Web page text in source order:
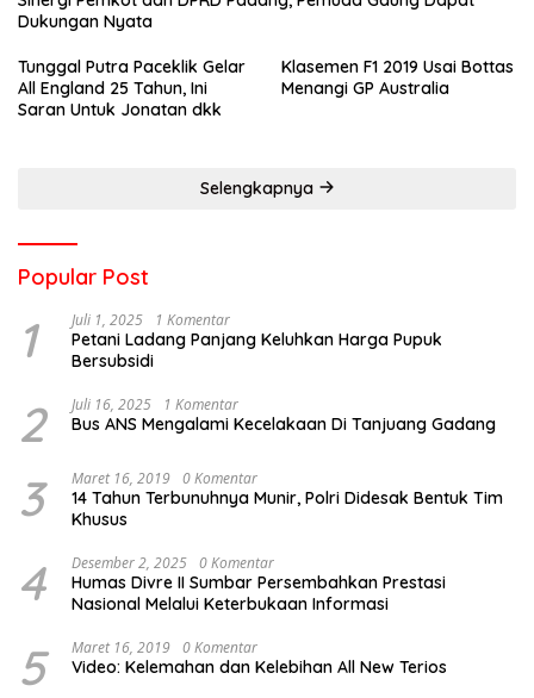
Dukungan Nyata
Tunggal Putra Paceklik Gelar
All England 25 Tahun, Ini
Saran Untuk Jonatan dkk
Klasemen F1 2019 Usai Bottas
Menangi GP Australia
Selengkapnya
Popular Post
1 Juli 1, 2025 1 Komentar
Petani Ladang Panjang Keluhkan Harga Pupuk
Bersubsidi
2 Juli 16, 2025 1 Komentar
Bus ANS Mengalami Kecelakaan Di Tanjuang Gadang
3 Maret 16, 2019 0 Komentar
14 Tahun Terbunuhnya Munir, Polri Didesak Bentuk Tim
Khusus
4 Desember 2, 2025 0 Komentar
Humas Divre II Sumbar Persembahkan Prestasi
Nasional Melalui Keterbukaan Informasi
5 Maret 16, 2019 0 Komentar
Video: Kelemahan dan Kelebihan All New Terios